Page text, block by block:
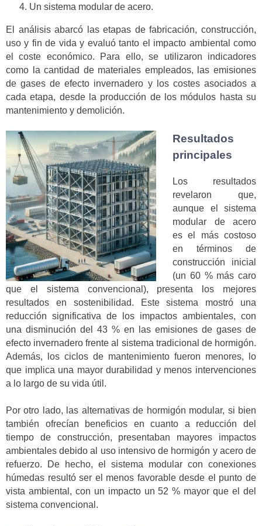
Un sistema modular de acero.
El análisis abarcó las etapas de fabricación, construcción,
uso y fin de vida y evaluó tanto el impacto ambiental como
el coste económico. Para ello, se utilizaron indicadores
como la cantidad de materiales empleados, las emisiones
de gases de efecto invernadero y los costes asociados a
cada etapa, desde la producción de los módulos hasta su
mantenimiento y demolición.
Resultados
principales
Los resultados
revelaron que,
aunque el sistema
modular de acero
es el más costoso
en términos de
construcción inicial
(un 60 % más caro
que el sistema convencional), presenta los mejores
resultados en sostenibilidad. Este sistema mostró una
reducción significativa de los impactos ambientales, con
una disminución del 43 % en las emisiones de gases de
efecto invernadero frente al sistema tradicional de hormigón.
Además, los ciclos de mantenimiento fueron menores, lo
que implica una mayor durabilidad y menos intervenciones
a lo largo de su vida útil.
Por otro lado, las alternativas de hormigón modular, si bien
también ofrecían beneficios en cuanto a reducción del
tiempo de construcción, presentaban mayores impactos
ambientales debido al uso intensivo de hormigón y acero de
refuerzo. De hecho, el sistema modular con conexiones
húmedas resultó ser el menos favorable desde el punto de
vista ambiental, con un impacto un 52 % mayor que el del
sistema convencional.